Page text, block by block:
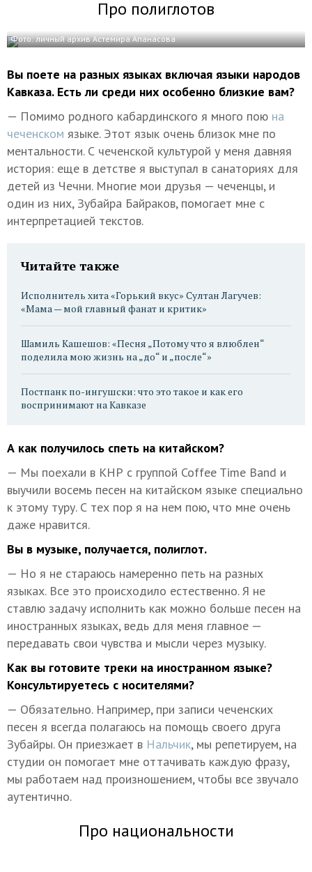
Про полиглотов
Фото: личный архив Астемира Апанасова
Вы поете на разных языках включая языки народов
Кавказа. Есть ли среди них особенно близкие вам?
— Помимо родного кабардинского я много пою на
чеченском языке. Этот язык очень близок мне по
ментальности. С чеченской культурой у меня давняя
история: еще в детстве я выступал в санаториях для
детей из Чечни. Многие мои друзья — чеченцы, и
один из них, Зубайра Байраков, помогает мне с
интерпретацией текстов.
Читайте также
Исполнитель хита «Горький вкус» Султан Лагучев:
«Мама — мой главный фанат и критик»
Шамиль Кашешов: «Песня „Потому что я влюблен“
поделила мою жизнь на „до“ и „после“»
Постпанк по-ингушски: что это такое и как его
воспринимают на Кавказе
А как получилось спеть на китайском?
— Мы поехали в КНР с группой Coffee Time Band и
выучили восемь песен на китайском языке специально
к этому туру. С тех пор я на нем пою, что мне очень
даже нравится.
Вы в музыке, получается, полиглот.
— Но я не стараюсь намеренно петь на разных
языках. Все это происходило естественно. Я не
ставлю задачу исполнить как можно больше песен на
иностранных языках, ведь для меня главное —
передавать свои чувства и мысли через музыку.
Как вы готовите треки на иностранном языке?
Консультируетесь с носителями?
— Обязательно. Например, при записи чеченских
песен я всегда полагаюсь на помощь своего друга
Зубайры. Он приезжает в Нальчик, мы репетируем, на
студии он помогает мне оттачивать каждую фразу,
мы работаем над произношением, чтобы все звучало
аутентично.
Про национальности